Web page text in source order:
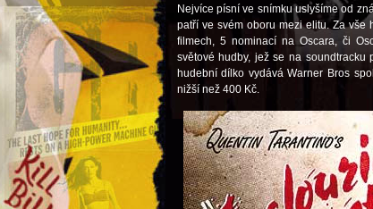
Nejvíce písní ve snímku uslyšíme od
patří ve svém oboru mezi elitu. Za
filmech, 5 nominací na Oscara, či
světové hudby, jež se na
hudební dílko vydává Warner Bros
nižší než 400 Kč.